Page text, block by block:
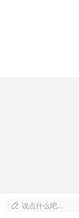
 说点什么吧...